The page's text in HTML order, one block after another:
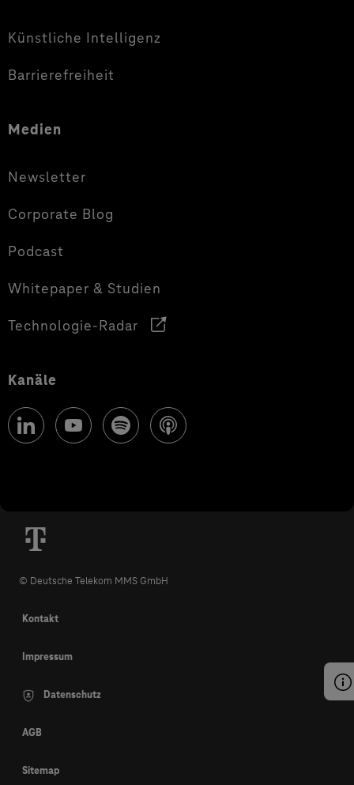
Künstliche Intelligenz
Barrierefreiheit
Medien
Newsletter
Corporate Blog
Podcast
Whitepaper & Studien
Technologie-Radar
Kanäle
© Deutsche Telekom MMS GmbH
Kontakt
Impressum
Datenschutz
AGB
Sitemap